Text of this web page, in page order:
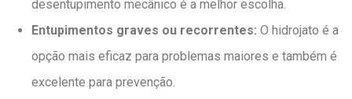
desentupimento mecânico é a melhor escolha.
Entupimentos graves ou recorrentes: O hidrojato é a
opção mais eficaz para problemas maiores e também é
excelente para prevenção.